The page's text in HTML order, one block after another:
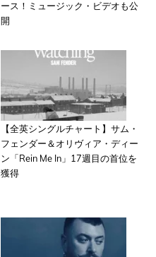
ース！ミュージック・ビデオも公
開
【全英シングルチャート】サム・
フェンダー＆オリヴィア・ディー
ン「Rein Me In」17週目の首位を
獲得